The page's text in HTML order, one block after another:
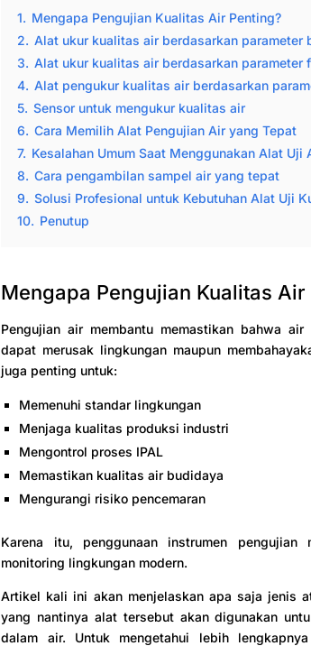
1. Mengapa Pengujian Kualitas Air Penting?
2. Alat ukur kualitas air berdasarkan parameter
3. Alat ukur kualitas air berdasarkan parameter
4. Alat pengukur kualitas air berdasarkan
5. Sensor untuk mengukur kualitas air
6. Cara Memilih Alat Pengujian Air yang Tepat
7. Kesalahan Umum Saat Menggunakan Alat Uji
8. Cara pengambilan sampel air yang tepat
9. Solusi Profesional untuk Kebutuhan Alat Uji
10. Penutup
Mengapa Pengujian Kualitas Air
Pengujian air membantu memastikan bahwa
dapat merusak lingkungan maupun
juga penting untuk:
Memenuhi standar lingkungan
Menjaga kualitas produksi industri
Mengontrol proses IPAL
Memastikan kualitas air budidaya
Mengurangi risiko pencemaran
Karena itu, penggunaan instrumen
monitoring lingkungan modern.
Artikel kali ini akan menjelaskan apa saja jenis
yang nantinya alat tersebut akan digunakan
dalam air. Untuk mengetahui lebih